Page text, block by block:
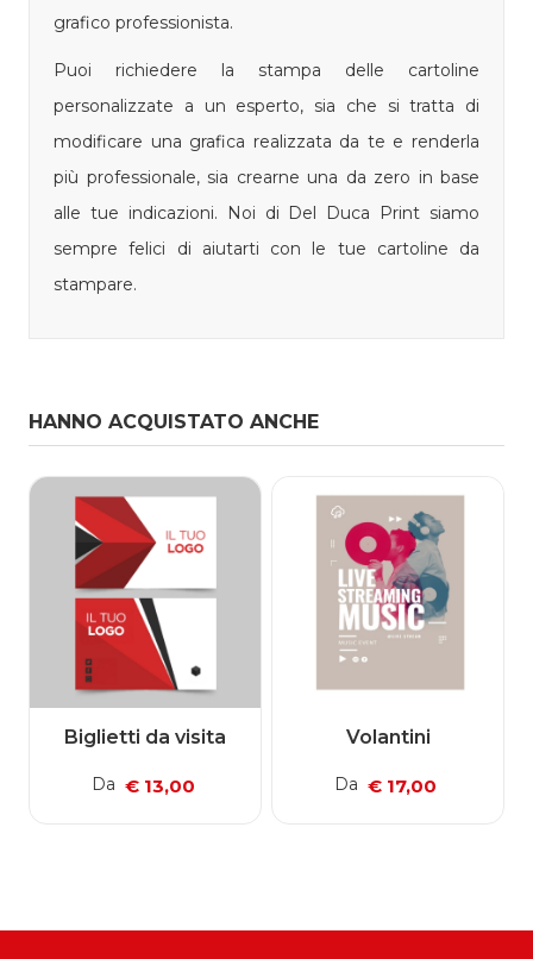
grafico professionista.
Puoi richiedere la stampa delle cartoline
personalizzate a un esperto, sia che si tratta di
modificare una grafica realizzata da te e renderla
più professionale, sia crearne una da zero in base
alle tue indicazioni. Noi di Del Duca Print siamo
sempre felici di aiutarti con le tue cartoline da
stampare.
HANNO ACQUISTATO ANCHE
Biglietti da visita
Da € 13,00
Volantini
Da € 17,00